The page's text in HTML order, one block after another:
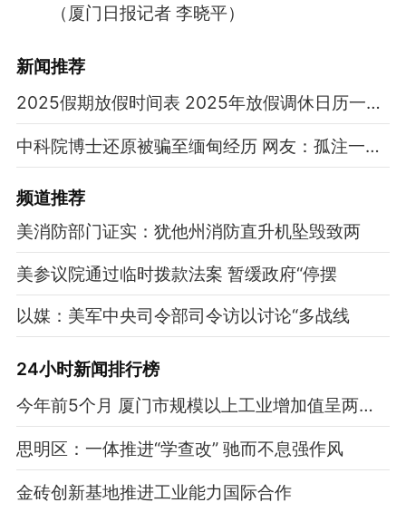
（厦门日报记者 李晓平）
新闻推荐
2025假期放假时间表 2025年放假调休日历一览表
中科院博士还原被骗至缅甸经历 网友：孤注一掷现实版
频道推荐
美消防部门证实：犹他州消防直升机坠毁致两
美参议院通过临时拨款法案 暂缓政府“停摆
以媒：美军中央司令部司令访以讨论“多战线
24小时新闻排行榜
今年前5个月 厦门市规模以上工业增加值呈两位数增长
思明区：一体推进“学查改” 驰而不息强作风
金砖创新基地推进工业能力国际合作